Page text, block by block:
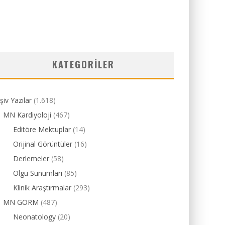
KATEGORILER
Yazılar (1.618)
MN Kardiyoloji (467)
Editöre Mektuplar (14)
Orijinal Görüntüler (16)
Derlemeler (58)
Olgu Sunumları (85)
Klinik Araştırmalar (293)
MN GORM (487)
Neonatology (20)